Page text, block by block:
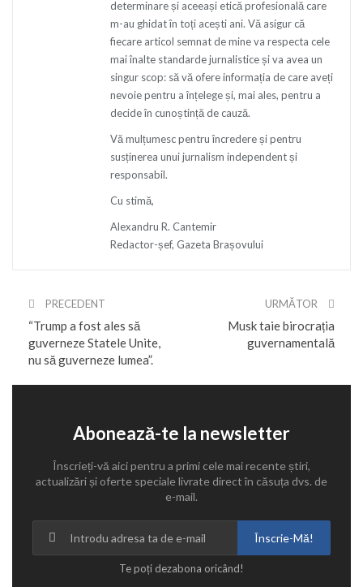
determinare și aceeași etică profesională care
m-au ghidat în toți acești ani. Vă asigur că
fiecare articol semnat de mine va respecta cele
mai înalte standarde jurnalistice și va avea un
singur scop: să vă ofere informația de care aveți
nevoie pentru a înțelege și, mai ales, pentru a
decide în cunoștință de cauză.
Vă mulțumesc pentru încredere și pentru
susținerea unui jurnalism independent și
responsabil.
Cu stimă,
Alexandru R. Cantemir
Redactor-șef, Gazeta Brașovului
PRECEDENT
“Trump a fost ales să
guverneze Statele Unite,
nu să guverneze lumea”.
URMĂTOR
Musk taie birocrația
guvernamentală
Abonează-te la newsletter
Înscrieți-vă aici pentru a primi cele mai recente știri,
actualizări și oferte speciale livrate direct în căsuța dvs. de
e-mail.
Înscrie-Mă!
Te poți dezabona oricând!